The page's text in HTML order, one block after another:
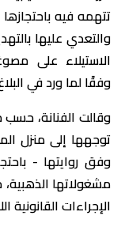
تتهمه فيه
والتعدي عليها
الاستيلاء على
وفقًا لما ورد في
وقالت الفنانة،
توجهها إلى منزل
وفق روايتها -
مشغولاتها
الإجراءات القانونية